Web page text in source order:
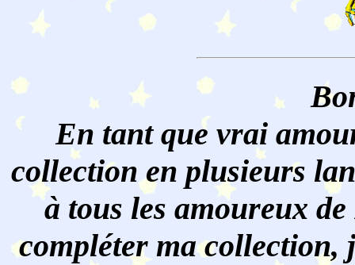
En tant que vrai
collection en plusieurs
à tous les amoureux
compléter ma